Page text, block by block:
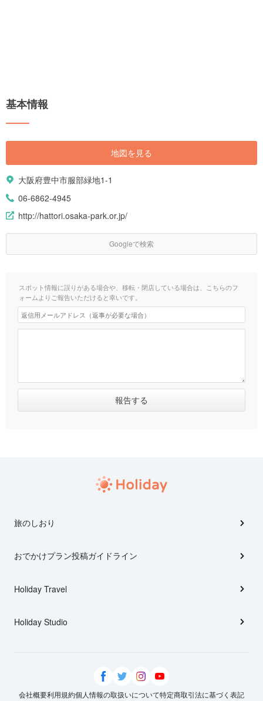
基本情報
地図を見る
大阪府豊中市服部緑地1-1
06-6862-4945
http://hattori.osaka-park.or.jp/
Googleで検索
スポット情報に誤りがある場合や、移転・閉店している場合は、こちらのフ
ォームよりご報告いただけると幸いです。
旅のしおり
おでかけプラン投稿ガイドライン
Holiday Travel
Holiday Studio
会社概要利用規約個人情報の取扱いについて特定商取引法に基づく表記